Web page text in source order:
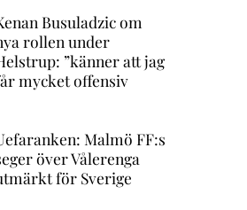
Busuladzic om
rollen under
”känner att jag
mycket offensiv
Malmö FF:s
över Vålerenga
för Sverige